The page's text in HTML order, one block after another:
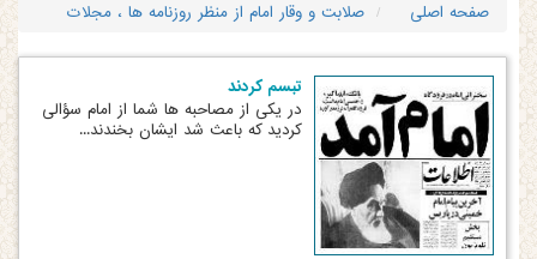
صفحه اصلی
صلابت و وقار امام از منظر روزنامه ها ، مجلات
تبسم کردند
در یکی از مصاحبه ها شما از امام سؤالی
کردید که باعث شد ایشان بخندند...